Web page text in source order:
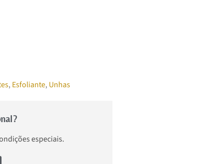
, Esfoliante, Unhas
especiais.